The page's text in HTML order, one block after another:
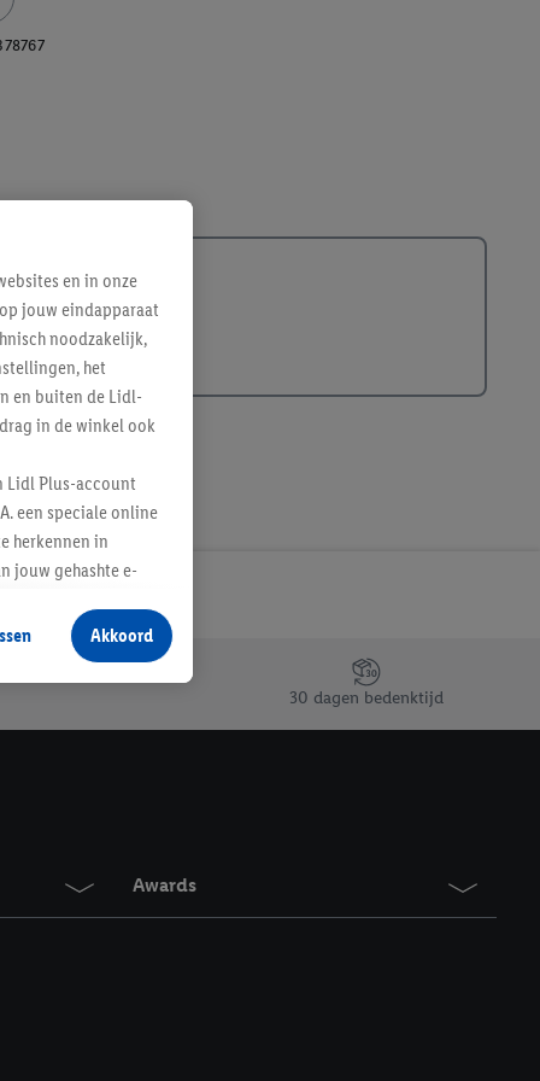
30 dagen bedenktijd
Awards
en in onze
jouw eindapparaat
noodzakelijk,
het
en buiten de Lidl-
in de winkel ook
Lidl Plus-account
een speciale online
herkennen in
jouw gehashte e-
producten waarin je
te plaatsen
verschillende
kunnen worden
vergelijkbare
in te
Akkoord